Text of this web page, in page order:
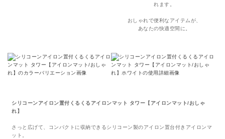
れます。
おしゃれで便利なアイテムが、
あなたの快適空間に。
シリコーンアイロン置付くるくるアイロンマット タワー【アイロンマット/おしゃ
れ】
さっと広げて、コンパクトに収納できるシリコーン製のアイロン置台付きアイロンマ
ット。